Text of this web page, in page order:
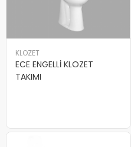
KLOZET
ECE ENGELLİ KLOZET
TAKIMI